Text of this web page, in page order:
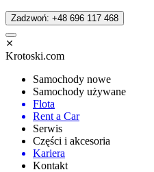
Zadzwoń: +48 696 117 468
Krotoski.com
Samochody nowe
Samochody używane
Flota
Rent a Car
Serwis
Części i akcesoria
Kariera
Kontakt